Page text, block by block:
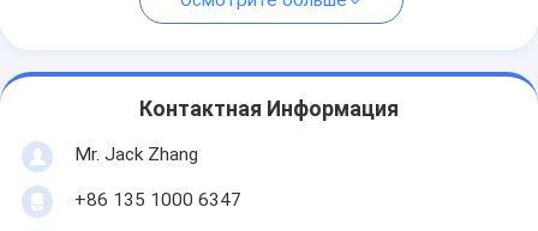
Контактная Информация
Mr. Jack Zhang
+86 135 1000 6347